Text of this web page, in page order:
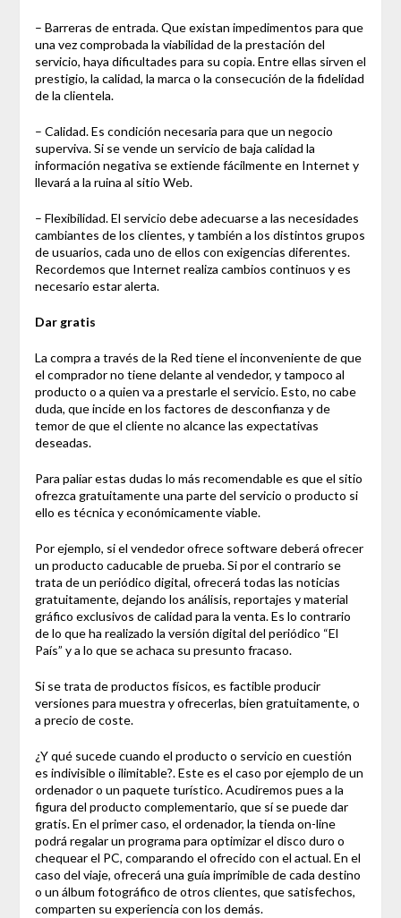
– Barreras de entrada. Que existan impedimentos para que
una vez comprobada la viabilidad de la prestación del
servicio, haya dificultades para su copia. Entre ellas sirven el
prestigio, la calidad, la marca o la consecución de la fidelidad
de la clientela.
– Calidad. Es condición necesaria para que un negocio
superviva. Si se vende un servicio de baja calidad la
información negativa se extiende fácilmente en Internet y
llevará a la ruina al sitio Web.
– Flexibilidad. El servicio debe adecuarse a las necesidades
cambiantes de los clientes, y también a los distintos grupos
de usuarios, cada uno de ellos con exigencias diferentes.
Recordemos que Internet realiza cambios continuos y es
necesario estar alerta.
Dar gratis
La compra a través de la Red tiene el inconveniente de que
el comprador no tiene delante al vendedor, y tampoco al
producto o a quien va a prestarle el servicio. Esto, no cabe
duda, que incide en los factores de desconfianza y de
temor de que el cliente no alcance las expectativas
deseadas.
Para paliar estas dudas lo más recomendable es que el sitio
ofrezca gratuitamente una parte del servicio o producto si
ello es técnica y económicamente viable.
Por ejemplo, si el vendedor ofrece software deberá ofrecer
un producto caducable de prueba. Si por el contrario se
trata de un periódico digital, ofrecerá todas las noticias
gratuitamente, dejando los análisis, reportajes y material
gráfico exclusivos de calidad para la venta. Es lo contrario
de lo que ha realizado la versión digital del periódico “El
País” y a lo que se achaca su presunto fracaso.
Si se trata de productos físicos, es factible producir
versiones para muestra y ofrecerlas, bien gratuitamente, o
a precio de coste.
¿Y qué sucede cuando el producto o servicio en cuestión
es indivisible o ilimitable?. Este es el caso por ejemplo de un
ordenador o un paquete turístico. Acudiremos pues a la
figura del producto complementario, que sí se puede dar
gratis. En el primer caso, el ordenador, la tienda on-line
podrá regalar un programa para optimizar el disco duro o
chequear el PC, comparando el ofrecido con el actual. En el
caso del viaje, ofrecerá una guía imprimible de cada destino
o un álbum fotográfico de otros clientes, que satisfechos,
comparten su experiencia con los demás.